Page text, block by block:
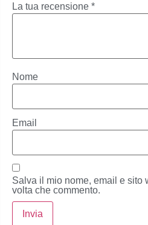
La tua recensione *
Nome
Email
Salva il mio nome, email e sito
volta che commento.